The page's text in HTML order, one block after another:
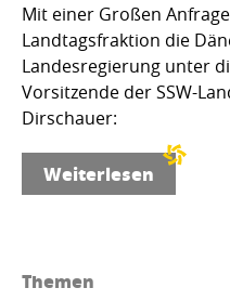
Mit einer Großen
Landtagsfraktion die
Landesregierung unter
Vorsitzende der SSW-
Dirschauer:
Weiterlesen
Themen